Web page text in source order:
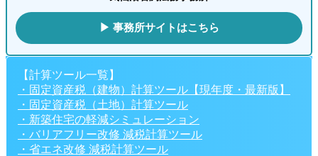
▶ 事務所サイトはこちら
【計算ツール一覧】
・固定資産税（建物）計算ツール【現年度・最新版】
・固定資産税（土地）計算ツール
・新築住宅の軽減シミュレーション
・バリアフリー改修 減税計算ツール
・省エネ改修 減税計算ツール